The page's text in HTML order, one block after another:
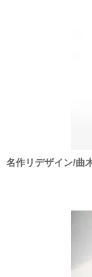
名作リデザイン/曲